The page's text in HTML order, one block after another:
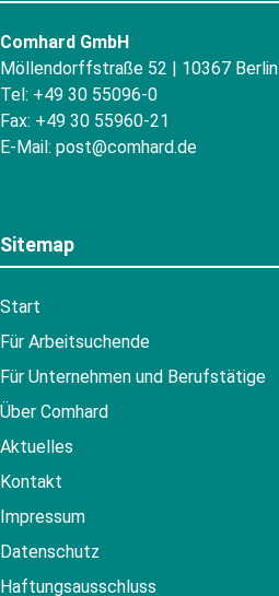
Comhard GmbH
Möllendorffstraße 52 | 10367 Berlin
Tel: +49 30 55096-0
Fax: +49 30 55960-21
E-Mail: post@comhard.de
Sitemap
Start
Für Arbeitsuchende
Für Unternehmen und Berufstätige
Über Comhard
Aktuelles
Kontakt
Impressum
Datenschutz
Haftungsausschluss